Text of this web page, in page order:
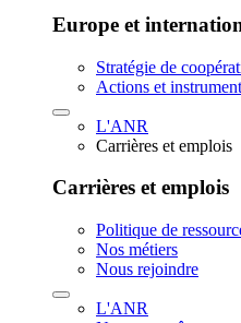
Europe et
Stratégie de
Actions et
L'ANR
Carrières et emplois
Carrières et emplois
Politique de
Nos métiers
Nous rejoindre
L'ANR